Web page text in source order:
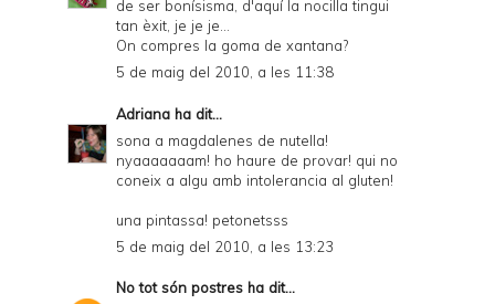
de ser bonísisma, d'aquí la nocilla tingui
tan èxit, je je je...
On compres la goma de xantana?
5 de maig del 2010, a les 11:38
Adriana ha dit...
sona a magdalenes de nutella!
nyaaaaaaam! ho haure de provar! qui no
coneix a algu amb intolerancia al gluten!
una pintassa! petonetsss
5 de maig del 2010, a les 13:23
No tot són postres ha dit...